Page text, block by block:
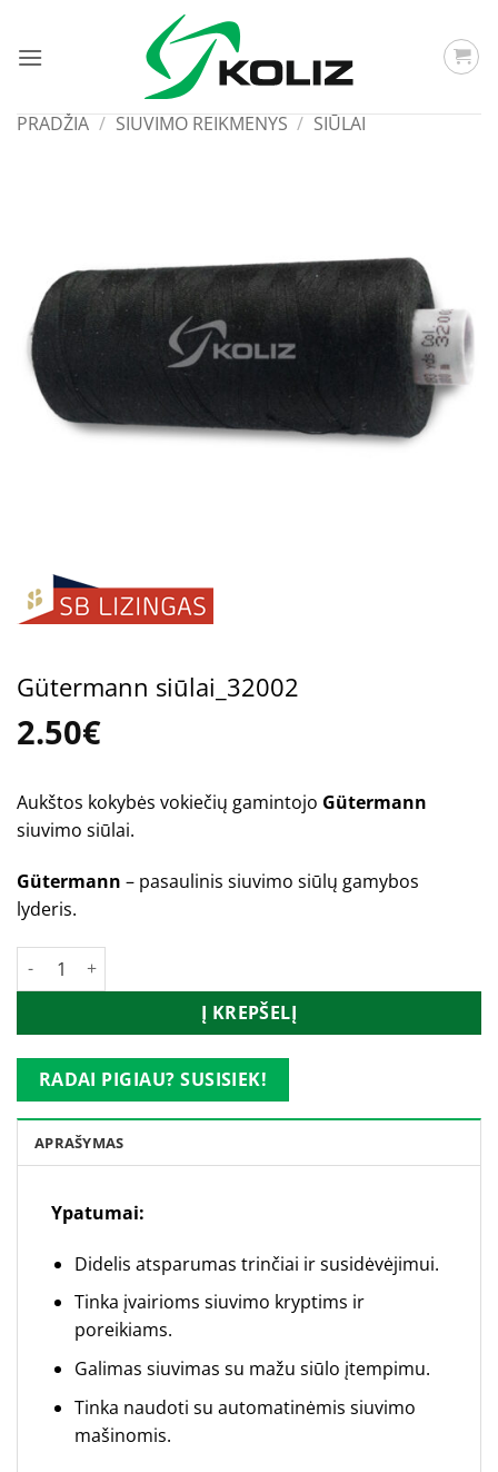
content
PRADŽIA / SIUVIMO REIKMENYS / SIŪLAI
Gütermann siūlai_32002
2.50€
Aukštos kokybės vokiečių gamintojo Gütermann
siuvimo siūlai.
Gütermann – pasaulinis siuvimo siūlų gamybos
lyderis.
produkto kiekis: Gütermann siūlai_32002
Į KREPŠELĮ
RADAI PIGIAU? SUSISIEK!
APRAŠYMAS
Ypatumai:
Didelis atsparumas trinčiai ir susidėvėjimui.
Tinka įvairioms siuvimo kryptims ir
poreikiams.
Galimas siuvimas su mažu siūlo įtempimu.
Tinka naudoti su automatinėmis siuvimo
mašinomis.